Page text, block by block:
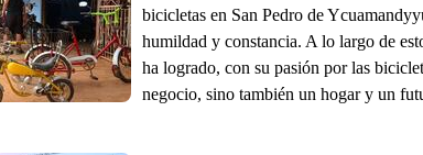
bicicletas en San Pedro de
humildad y constancia. A lo largo de
ha logrado, con su pasión por las
negocio, sino también un hogar y un